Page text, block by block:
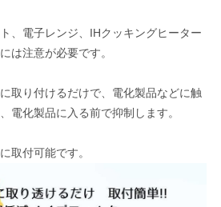
、電子レンジ、IHクッキングヒーター
は注意が必要です。
取り付けるだけで、電化製品などに触
電化製品に入る前で抑制します。
取付可能です。